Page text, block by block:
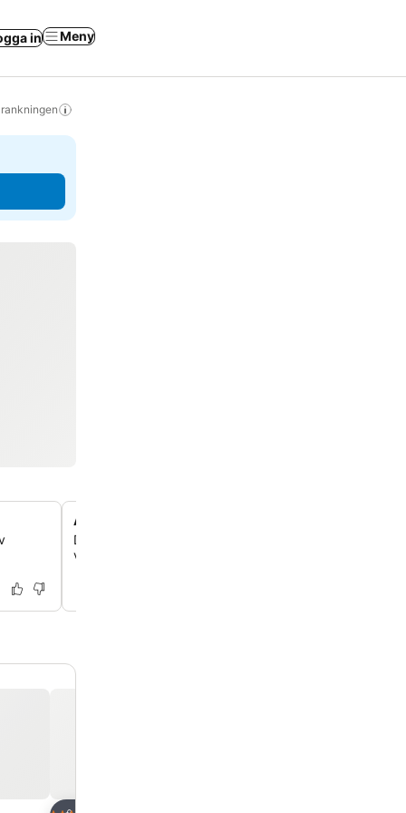
in Meny
Aktiviteter för aktiva gäster
Du kan ägna dig åt olika friluftsaktiviteter som cykling,
vandring i och runt Nazaré.